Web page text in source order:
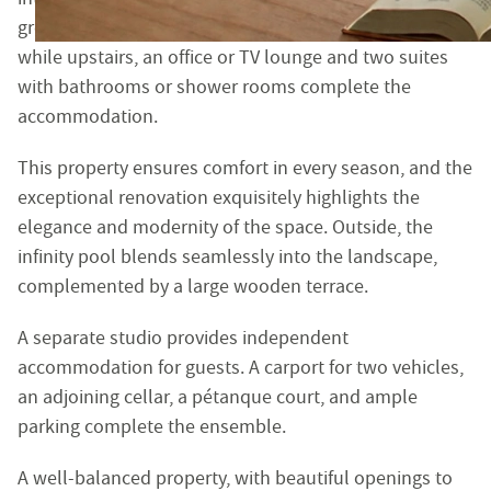
ground-floor suites offer comfort and independence,
while upstairs, an office or TV lounge and two suites
with bathrooms or shower rooms complete the
accommodation.
This property ensures comfort in every season, and the
exceptional renovation exquisitely highlights the
elegance and modernity of the space. Outside, the
infinity pool blends seamlessly into the landscape,
complemented by a large wooden terrace.
A separate studio provides independent
accommodation for guests. A carport for two vehicles,
an adjoining cellar, a pétanque court, and ample
parking complete the ensemble.
A well-balanced property, with beautiful openings to
Siret : 483 630 372 00033 - Code APE : 6831Z
Numéro individuel d'assujettissement à la TVA : FR 48
Réglementation :
SARL EMILE GARCIN PROVENCE, titulaire de la carte
Adhérent au Syndicat National des Professionnels
Garantie financière auprès de Q.B.E Europe SA/NV -
Honoraires de négociation : 6 % TTC (5 % + TVA 20
Le médiateur compétent en cas de litige est :
https://recevabilite-mediations.medimmoconso.fr
Aix-en-Provence - Haute-Provence
1 rue du 4 septembre - 13100 Aix-en-Provence